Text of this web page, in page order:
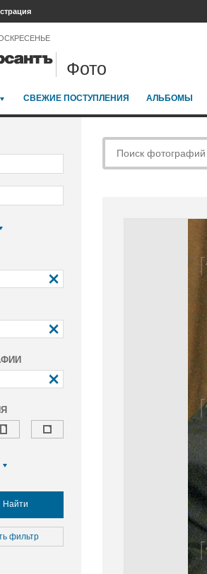
Фото
СВЕЖИЕ ПОСТУПЛЕНИЯ АЛЬБОМЫ
и отдых
Найти
фильтр